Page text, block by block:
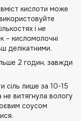
кислоти може
і не
– кисломолочні
делікатними.
2 годин, завжди
сіль лише за 10-15
витягнула вологу
соусом